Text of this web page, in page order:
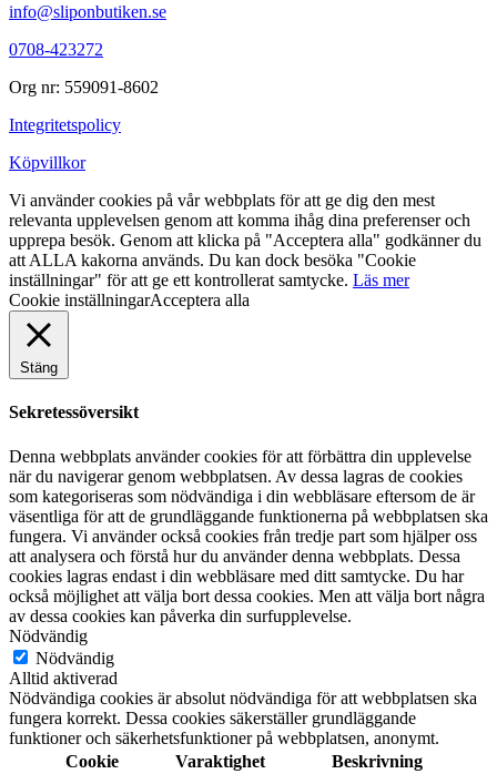
info@sliponbutiken.se
0708-423272
Org nr: 559091-8602
Integritetspolicy
Köpvillkor
Vi använder cookies på vår webbplats för att ge dig den mest
relevanta upplevelsen genom att komma ihåg dina preferenser och
upprepa besök. Genom att klicka på "Acceptera alla" godkänner du
att ALLA kakorna används. Du kan dock besöka "Cookie
inställningar" för att ge ett kontrollerat samtycke. Läs mer
Cookie inställningarAcceptera alla
Stäng
Sekretessöversikt
Denna webbplats använder cookies för att förbättra din upplevelse
när du navigerar genom webbplatsen. Av dessa lagras de cookies
som kategoriseras som nödvändiga i din webbläsare eftersom de är
väsentliga för att de grundläggande funktionerna på webbplatsen ska
fungera. Vi använder också cookies från tredje part som hjälper oss
att analysera och förstå hur du använder denna webbplats. Dessa
cookies lagras endast i din webbläsare med ditt samtycke. Du har
också möjlighet att välja bort dessa cookies. Men att välja bort några
av dessa cookies kan påverka din surfupplevelse.
Nödvändig
Nödvändig
Alltid aktiverad
Nödvändiga cookies är absolut nödvändiga för att webbplatsen ska
fungera korrekt. Dessa cookies säkerställer grundläggande
funktioner och säkerhetsfunktioner på webbplatsen, anonymt.
Cookie
Varaktighet Beskrivning